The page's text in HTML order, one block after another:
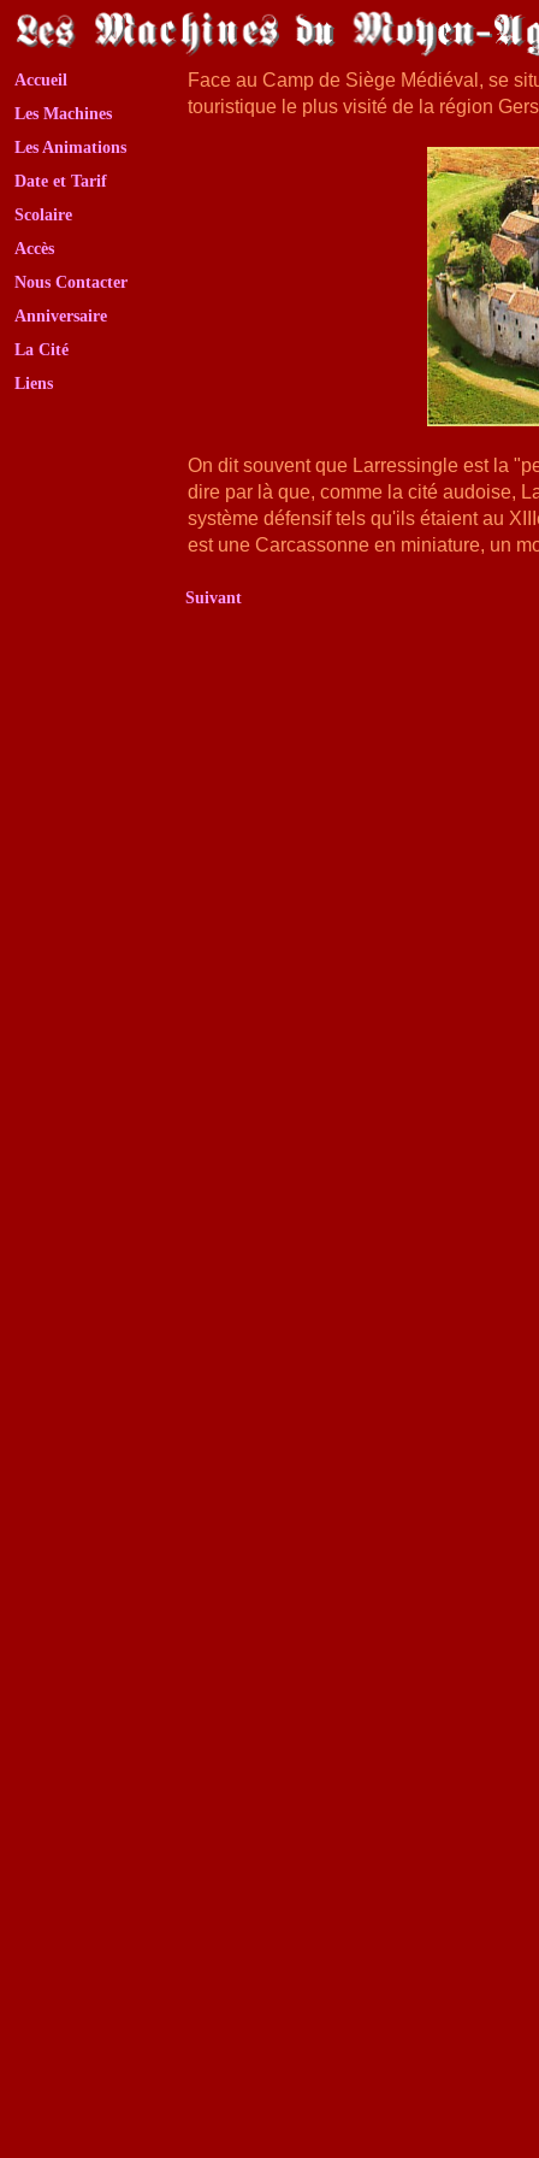
Accueil
Les Machines
Les Animations
Date et Tarif
Scolaire
Accès
Nous Contacter
Anniversaire
La Cité
Liens
Face au Camp de Siège Médiéval, se
touristique le plus visité de la région
On dit souvent que Larressingle est la
dire par là que, comme la cité audoise,
système défensif tels qu'ils étaient au
est une Carcassonne en miniature, un
Suivant